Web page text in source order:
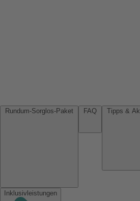
Inklusivleistungen